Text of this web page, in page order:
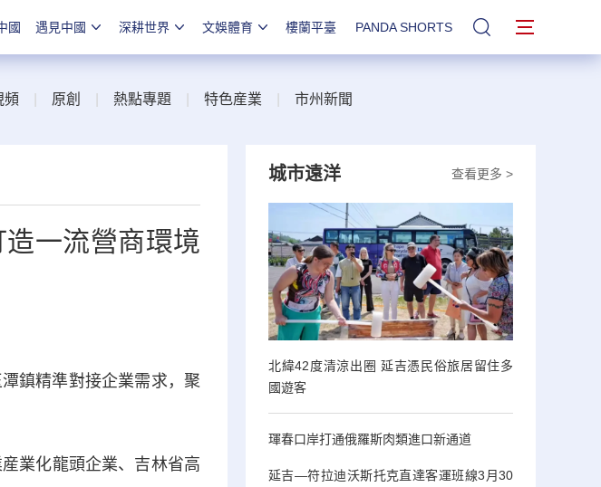
國 遇見中國 深耕世界 文娛體育 樓蘭平臺 PANDA SHORTS 站內搜索
頻 原創 熱點專題 特色産業 市州新聞
一流營商環境
鎮精準對接企業需求，聚
業化龍頭企業、吉林省高
查看更多 >
城市遠洋
北緯42度清涼出圈 延吉憑民俗旅居留住多
國遊客
琿春口岸打通俄羅斯肉類進口新通道
延吉—符拉迪沃斯托克直達客運班線3月30